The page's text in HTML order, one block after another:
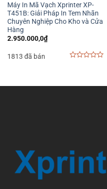
Máy In Mã Vạch Xprinter XP-
T451B: Giải Pháp In Tem Nhãn
Chuyên Nghiệp Cho Kho và Cửa
Hàng
2.950.000,0₫
1813 đã bán
5